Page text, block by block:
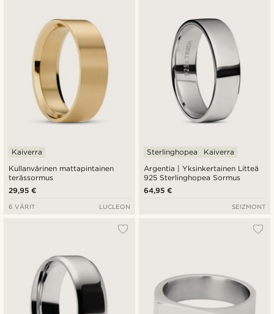
Kullanvärinen mattapintainen
terässormus
Kaiverra
29,95 €
6 VÄRIT LUCLEON
Argentia | Yksinkertainen Litteä
925 Sterlinghopea Sormus
Sterlinghopea Kaiverra
64,95 €
SEIZMONT